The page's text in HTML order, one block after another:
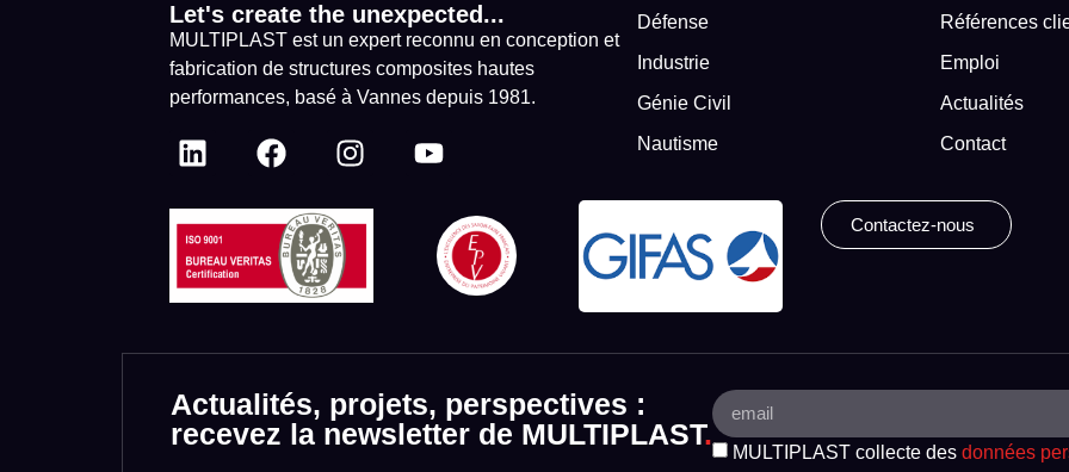
Let's create the unexpected...
MULTIPLAST est un expert reconnu en conception et
fabrication de structures composites hautes
performances, basé à Vannes depuis 1981.
Défense
Industrie
Génie Civil
Nautisme
Références
Emploi
Actualités
Contact
Contactez-nous
Actualités, projets, perspectives :
recevez la newsletter de MULTIPLAST.
MULTIPLAST collecte des données